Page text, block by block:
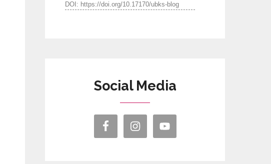
DOI: https://doi.org/10.17170/ubks-blog
Social Media